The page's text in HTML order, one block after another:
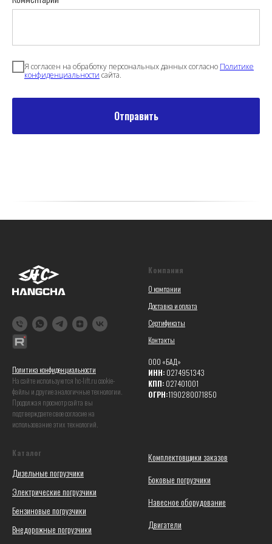
Я согласен на обработку персональных данных согласно Политике
конфиденциальности сайта.
Отправить
Политика конфиденциальности
На сайте используются hc-lift.ru coоkie-
файлы и другие аналогичные технологии.
Продолжая просмотр сайта вы
подтверждаете свое согласие на
использование этих технологий.
Компания
О компании
Доставка и оплата
Сертификаты
Контакты
ООО «БАД»
ИНН: 0274951343
КПП: 027401001
ОГРН:1190280071850
Каталог
Дизельные погрузчики
Электрические погрузчики
Бензиновые погрузчики
Внедорожные погрузчики
Комплектовщики заказов
Боковые погрузчики
Навесное оборудование
Двигатели